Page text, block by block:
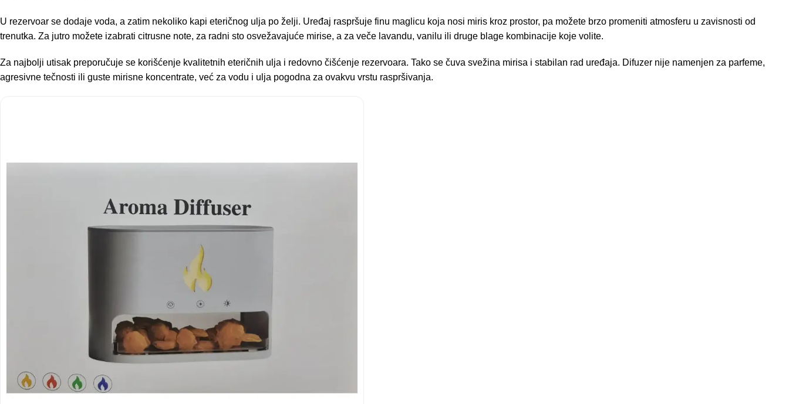
U rezervoar se dodaje voda, a zatim nekoliko kapi eteričnog ulja po želji. Uređaj raspršuje finu maglicu koja nosi miris kroz prostor, pa možete brzo promeniti atmosferu u zavisnosti od
trenutka. Za jutro možete izabrati citrusne note, za radni sto osvežavajuće mirise, a za veče lavandu, vanilu ili druge blage kombinacije koje volite.
Za najbolji utisak preporučuje se korišćenje kvalitetnih eteričnih ulja i redovno čišćenje rezervoara. Tako se čuva svežina mirisa i stabilan rad uređaja. Difuzer nije namenjen za parfeme,
agresivne tečnosti ili guste mirisne koncentrate, već za vodu i ulja pogodna za ovakvu vrstu raspršivanja.